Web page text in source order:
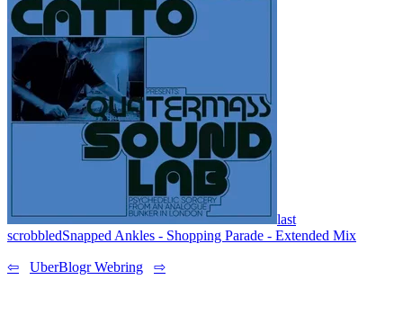
last
scrobbledSnapped Ankles - Shopping Parade - Extended Mix
⇦ UberBlogr Webring ⇨